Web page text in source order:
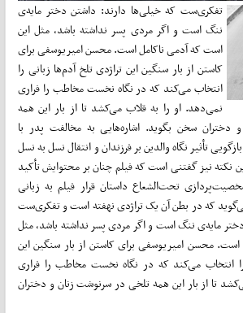
تفکری‌ست که خیلی‌ها دارند: داشتن دختر مایه‌ی
ننگ است و اگر مردی پسر نداشته باشد، مثل این
است که آدمی ناکامل است. محسن امیر‌یوسفی برای
کاستن از بار سنگین این تراژدی تلخ آدم‌ها زبانی را
انتخاب می‌کند که در نگاه نخست مخاطب را فراری
نمی‌دهد. او را به قلاب می‌کشد تا از بار این همه
سخن بگوید. اشاره‌هایی به مخالفت پدر با
تأثیر نگاه والدین بر فرزندان و انتقال نسل به نسل
نکته نیز گفتنی است که فیلم چنان بر محتوایش تأکید
تحت‌الشعاع داستان قرار فیلم به زبانی
که در بطن آن یک تراژدی نهفته است و تفکری‌ست
مایه‌ی ننگ است و اگر مردی پسر نداشته باشد، مثل
محسن امیر‌یوسفی برای کاستن از بار سنگین این
را انتخاب می‌کند که در نگاه نخست مخاطب را فراری
تا از بار این همه تلخی در سرنوشت زنان و دختران